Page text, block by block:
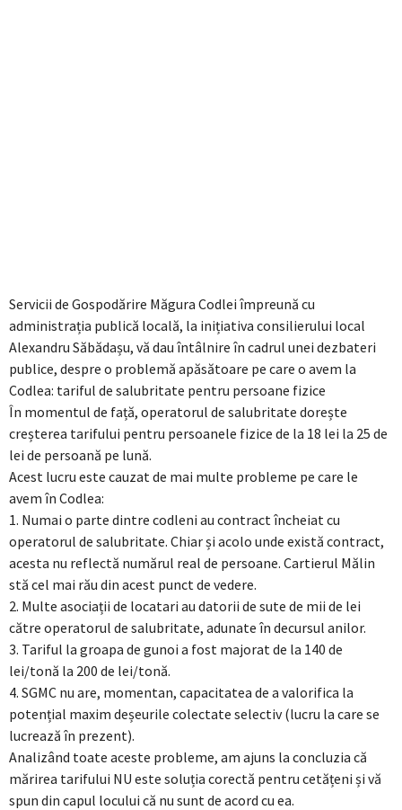
Servicii de Gospodărire Măgura Codlei împreună cu
administrația publică locală, la inițiativa consilierului local
Alexandru Săbădașu, vă dau întâlnire în cadrul unei dezbateri
publice, despre o problemă apăsătoare pe care o avem la
Codlea: tariful de salubritate pentru persoane fizice
În momentul de față, operatorul de salubritate dorește
creșterea tarifului pentru persoanele fizice de la 18 lei la 25 de
lei de persoană pe lună.
Acest lucru este cauzat de mai multe probleme pe care le
avem în Codlea:
1. Numai o parte dintre codleni au contract încheiat cu
operatorul de salubritate. Chiar și acolo unde există contract,
acesta nu reflectă numărul real de persoane. Cartierul Mălin
stă cel mai rău din acest punct de vedere.
2. Multe asociații de locatari au datorii de sute de mii de lei
către operatorul de salubritate, adunate în decursul anilor.
3. Tariful la groapa de gunoi a fost majorat de la 140 de
lei/tonă la 200 de lei/tonă.
4. SGMC nu are, momentan, capacitatea de a valorifica la
potențial maxim deșeurile colectate selectiv (lucru la care se
lucrează în prezent).
Analizând toate aceste probleme, am ajuns la concluzia că
mărirea tarifului NU este soluția corectă pentru cetățeni și vă
spun din capul locului că nu sunt de acord cu ea.